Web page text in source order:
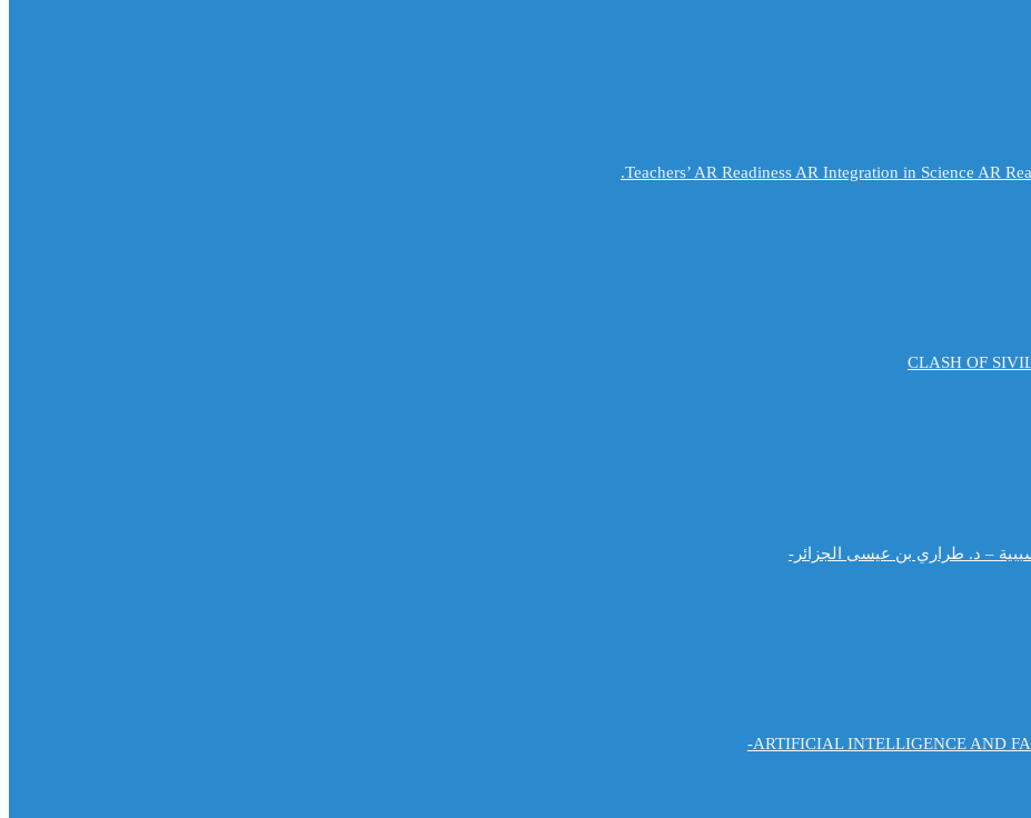
Teachers’ AR Readiness AR Integration in Science AR
CLASH OF
– د. طراري بن عيسى الجزائر-
ARTIFICIAL INTELLIGENCE AND